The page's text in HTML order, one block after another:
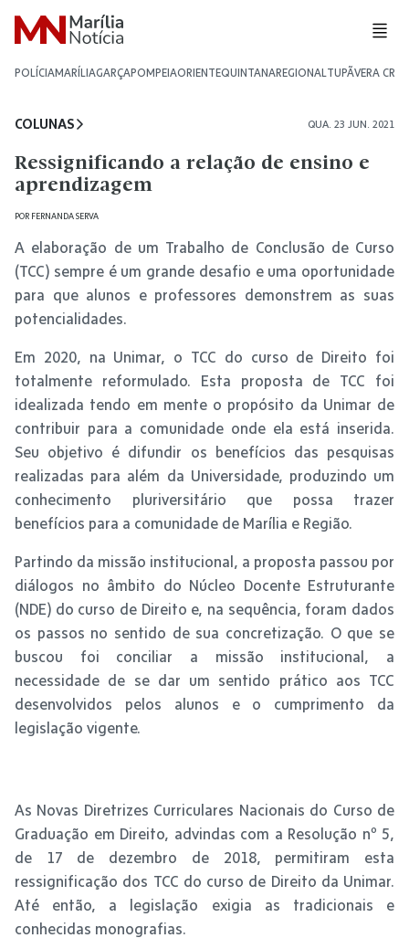
POLÍCIAMARÍLIAGARÇAPOMPEIAORIENTEQUINTANAREGIONALTUPÃVERA CRUZ
COLUNAS QUA. 23 JUN. 2021
Ressignificando a relação de ensino e
aprendizagem
POR FERNANDA SERVA
A elaboração de um Trabalho de Conclusão de Curso
(TCC) sempre é um grande desafio e uma oportunidade
para que alunos e professores demonstrem as suas
potencialidades.
Em 2020, na Unimar, o TCC do curso de Direito foi
totalmente reformulado. Esta proposta de TCC foi
idealizada tendo em mente o propósito da Unimar de
contribuir para a comunidade onde ela está inserida.
Seu objetivo é difundir os benefícios das pesquisas
realizadas para além da Universidade, produzindo um
conhecimento pluriversitário que possa trazer
benefícios para a comunidade de Marília e Região.
Partindo da missão institucional, a proposta passou por
diálogos no âmbito do Núcleo Docente Estruturante
(NDE) do curso de Direito e, na sequência, foram dados
os passos no sentido de sua concretização. O que se
buscou foi conciliar a missão institucional, a
necessidade de se dar um sentido prático aos TCC
desenvolvidos pelos alunos e o cumprimento da
legislação vigente.
As Novas Diretrizes Curriculares Nacionais do Curso de
Graduação em Direito, advindas com a Resolução nº 5,
de 17 de dezembro de 2018, permitiram esta
ressignificação dos TCC do curso de Direito da Unimar.
Até então, a legislação exigia as tradicionais e
conhecidas monografias.